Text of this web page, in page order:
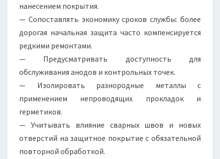
нанесением покрытия.
— Сопоставлять экономику сроков службы: более
дорогая начальная защита часто компенсируется
редкими ремонтами.
— Предусматривать доступность для
обслуживания анодов и контрольных точек.
— Изолировать разнородные металлы с
применением непроводящих прокладок и
герметиков.
— Учитывать влияние сварных швов и новых
отверстий на защитное покрытие с обязательной
повторной обработкой.